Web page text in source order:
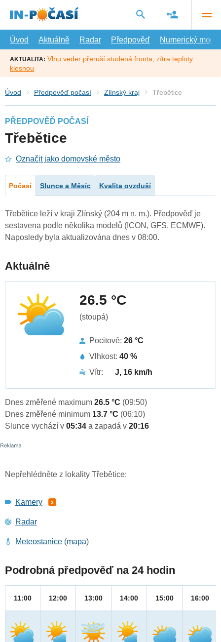
hlavní
Úvod
Aktuálně Radar Předpověď Numerický model
AKTUALITA: Vlnu veder přeruší studená fronta, zítra teploty
klesnou
Úvod Předpověď počasí Zlínský kraj Třebětice
PŘEDPOVĚĎ POČASÍ
Třebětice
Označit jako domovské město
Počasí Slunce a Měsíc Kvalita ovzduší
Třebětice leží v kraji Zlínský (204 m n. m.). Předpověď je
sestavena podle několika modelů (ICON, GFS, ECMWF).
Naposledy byla aktualizována dnes v 08:00.
Aktuálně
26.5 °C
(stoupá)
Pocitově: 26 °C
Vlhkost: 40 %
Vítr:
J, 16 km/h
Dnes změřené maximum 26.5 °C (09:50)
Dnes změřené minimum 13.7 °C (06:10)
Slunce vychází v 05:34 a zapadá v 20:16
Nepřehlédněte z lokality Třebětice:
Kamery 3
Radar
Meteostanice (mapa)
Podrobná předpověď na 24 hodin
11:00 12:00 13:00 14:00 15:00 16:00